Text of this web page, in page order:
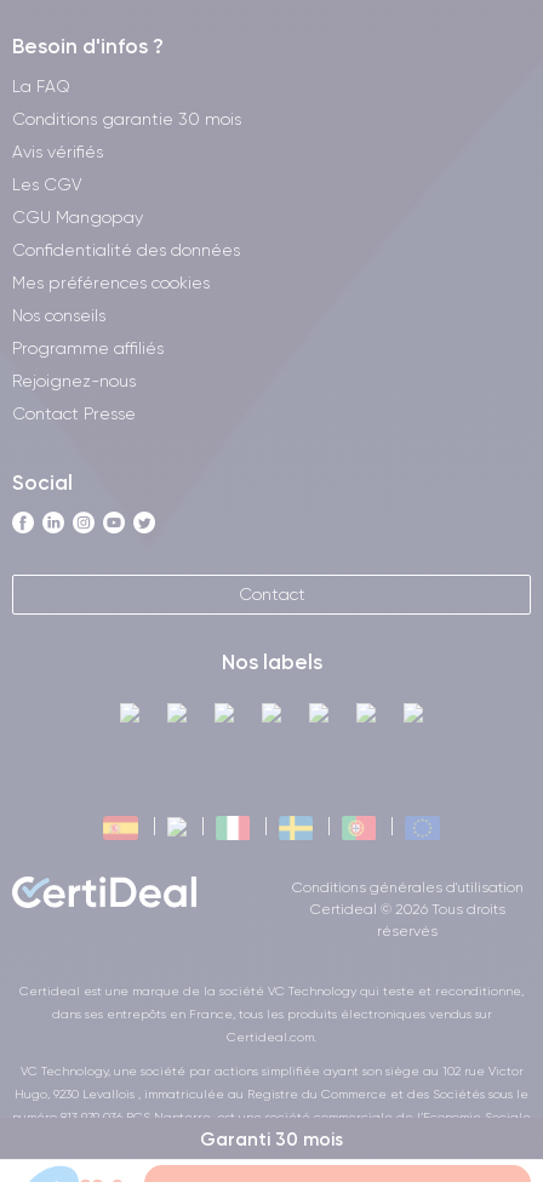
Garanti 30 mois
Besoin d'infos ?
La FAQ
Conditions garantie 30 mois
Avis vérifiés
Les CGV
CGU Mangopay
Confidentialité des données
Mes préférences cookies
Nos conseils
Programme affiliés
Rejoignez-nous
Contact Presse
Social
Contact
Nos labels
Conditions générales d'utilisation
Certideal © 2026 Tous droits
réservés
Certideal est une marque de la société VC Technology qui teste et reconditionne,
dans ses entrepôts en France, tous les produits électroniques vendus sur
Certideal.com.
VC Technology, une société par actions simplifiée ayant son siège au 102 rue Victor
Hugo, 9230 Levallois , immatriculée au Registre du Commerce et des Sociétés sous le
numéro 813 979 036 RCS Nanterre, est une société commerciale de l’Economie Sociale
et Solidaire au sens de la loi de la LOI n° 2014-856 du 31 juillet 2014